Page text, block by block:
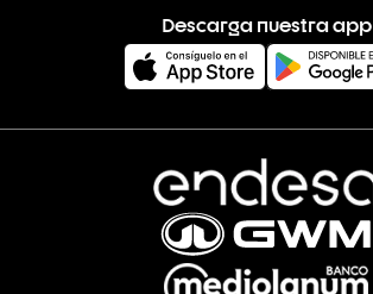
Descarga nuestra app